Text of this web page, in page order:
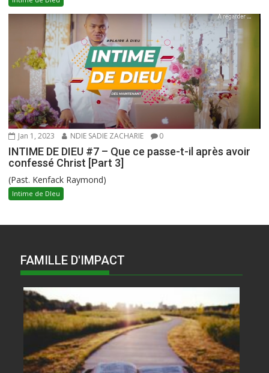
Jan 1, 2023 NDIE SADIE ZACHARIE 0
INTIME DE DIEU #7 – Que ce passe-t-il après avoir
confessé Christ [Part 3]
(Past. Kenfack Raymond)
Intime de DIeu
FAMILLE D'IMPACT